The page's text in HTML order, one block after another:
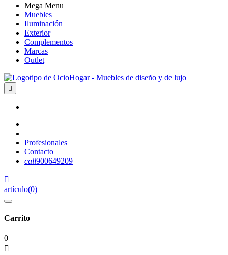
Mega Menu
Muebles
Iluminación
Exterior
Complementos
Marcas
Outlet

Profesionales
Contacto
call900649209

artículo(0)
Carrito
0
